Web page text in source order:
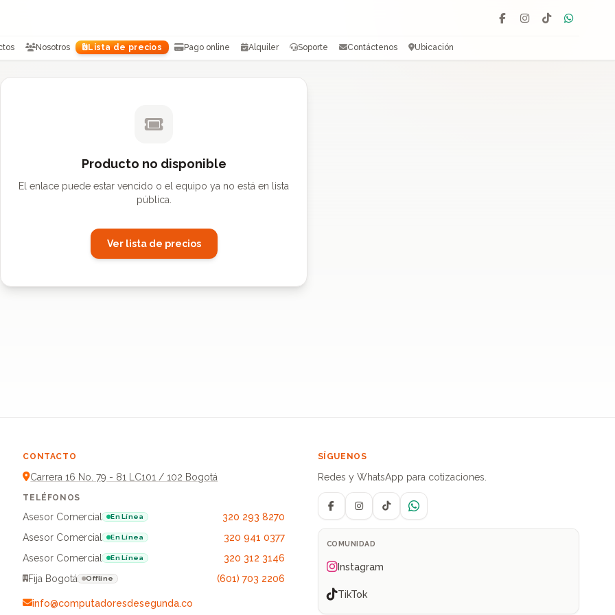
Facebook
Instagram
TikTok
Nosotros Lista de precios Pago online Alquiler Soporte Contáctenos Ubicación
Producto no disponible
El enlace puede estar vencido o el equipo ya no está en lista
pública.
Ver lista de precios
CONTACTO
Carrera 16 No. 79 - 81 LC101 / 102 Bogotá
TELÉFONOS
Asesor Comercial En Línea
320 293 8270
Asesor Comercial
En Línea
320 941 0377
Asesor Comercial
En Línea
320 312 3146
Fija Bogotá
Offline (601) 703 2206
info@computadoresdesegunda.co
SÍGUENOS
Redes y WhatsApp para cotizaciones.
FacebookInstagramTikTokWhatsApp
COMUNIDAD
Instagram
TikTok